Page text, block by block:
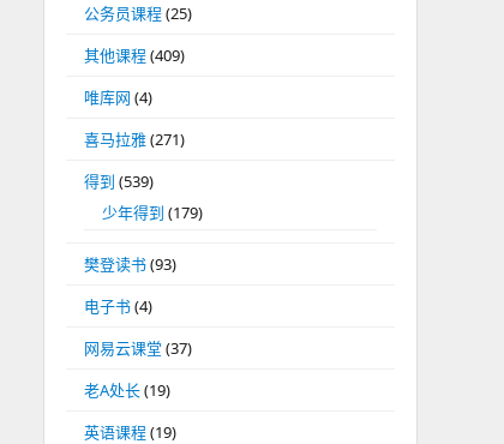
公务员课程(25)
其他课程(409)
唯库网 (4)
喜马拉雅(271)
得到 (539)
少年得到 (179)
樊登读书(93)
电子书(4)
网易云课堂 (37)
老A处长(19)
英语课程(19)